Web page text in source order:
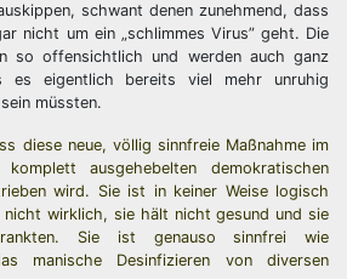
schwant denen zunehmend, dass
nicht um ein „schlimmes Virus” geht. Die
so offensichtlich und werden auch ganz
es eigentlich bereits viel mehr unruhig
müssten.
diese neue, völlig sinnfreie Maßnahme im
ausgehebelten demokratischen
wird. Sie ist in keiner Weise logisch
nicht wirklich, sie hält nicht gesund und sie
Sie ist genauso sinnfrei wie
manische Desinfizieren von diversen